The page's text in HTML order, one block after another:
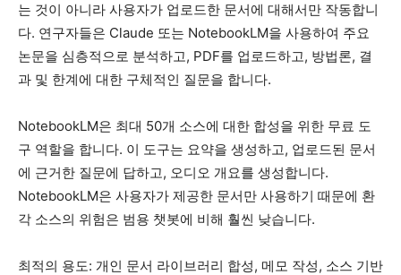
는 것이 아니라 사용자가 업로드한 문서에 대해서만 작동합니
다. 연구자들은 Claude 또는 NotebookLM을 사용하여 주요
논문을 심층적으로 분석하고, PDF를 업로드하고, 방법론, 결
과 및 한계에 대한 구체적인 질문을 합니다.
NotebookLM은 최대 50개 소스에 대한 합성을 위한 무료 도
구 역할을 합니다. 이 도구는 요약을 생성하고, 업로드된 문서
에 근거한 질문에 답하고, 오디오 개요를 생성합니다.
NotebookLM은 사용자가 제공한 문서만 사용하기 때문에 환
각 소스의 위험은 범용 챗봇에 비해 훨씬 낮습니다.
최적의 용도: 개인 문서 라이브러리 합성, 메모 작성, 소스 기반